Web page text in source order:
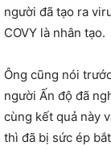
người đã tạo ra
COVY là nhân tạo.
Ông cũng nói
người Ấn độ đã
cùng kết quả này
thì đã bị sức ép